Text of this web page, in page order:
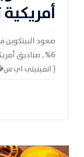
أمريكية
صعود البيتكوين
( انفينيتي اي